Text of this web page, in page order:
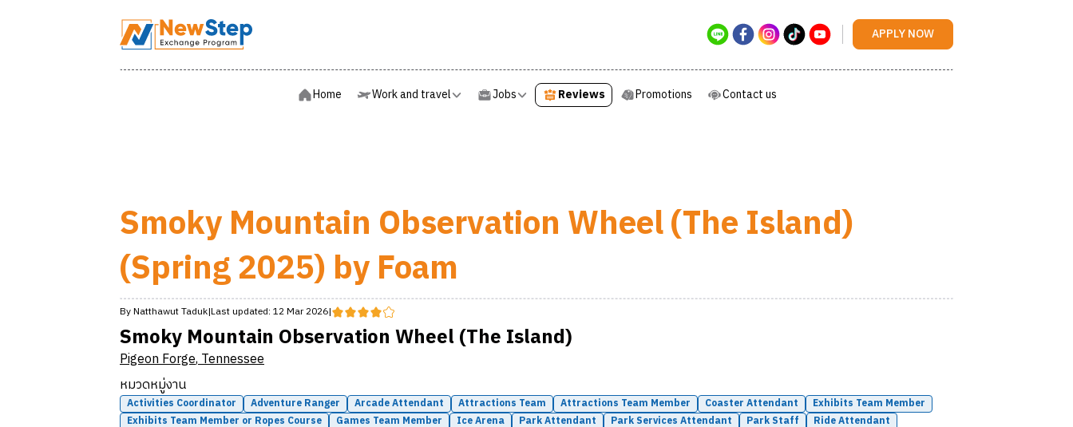
Promotions Contact us APPLY NOW
Home Work and travel Jobs Reviews Promotions Contact us
Smoky Mountain Observation Wheel (The Island)
(Spring 2025) by Foam
ByNatthawutTaduk|Last updated: 12 Mar 2026|
Smoky Mountain Observation Wheel (The Island)
Pigeon Forge,Tennessee
หมวดหมู่งาน
Activities Coordinator Adventure Ranger Arcade Attendant Attractions Team Attractions Team Member Coaster Attendant
Exhibits Team Member
Exhibits Team Member or Ropes Course
Games Team Member Ice Arena Park Attendant Park Services Attendant Park Staff
Ride Attendant